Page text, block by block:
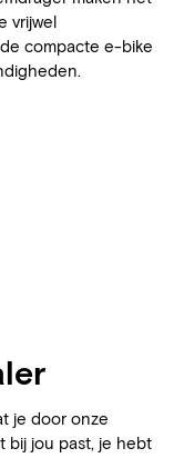
vrijwel
compacte e-bike
je door onze
bij jou past, je hebt